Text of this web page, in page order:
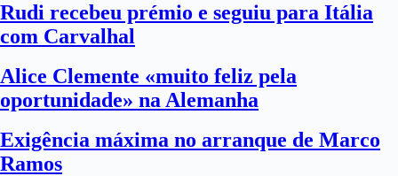
Rudi recebeu prémio e seguiu para Itália
com Carvalhal
Alice Clemente «muito feliz pela
oportunidade» na Alemanha
Exigência máxima no arranque de Marco
Ramos